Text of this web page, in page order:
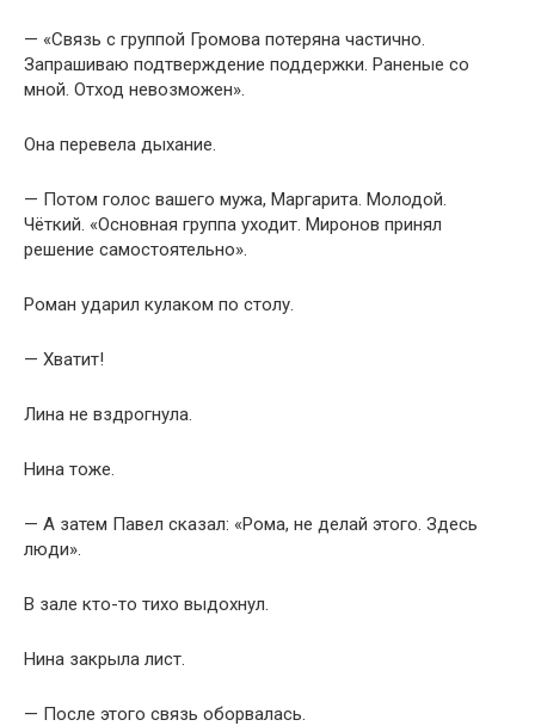
— «Связь с группой Громова потеряна частично.
Запрашиваю подтверждение поддержки. Раненые со
мной. Отход невозможен».
Она перевела дыхание.
— Потом голос вашего мужа, Маргарита. Молодой.
Чёткий. «Основная группа уходит. Миронов принял
решение самостоятельно».
Роман ударил кулаком по столу.
— Хватит!
Лина не вздрогнула.
Нина тоже.
— А затем Павел сказал: «Рома, не делай этого. Здесь
люди».
В зале кто-то тихо выдохнул.
Нина закрыла лист.
— После этого связь оборвалась.